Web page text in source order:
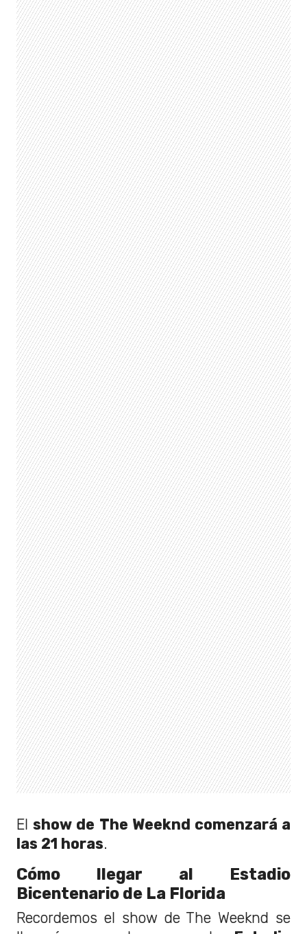
Elshow de The Weeknd comenzará a
las 21 horas.
Cómo llegar al Estadio
Bicentenario de La Florida
Recordemos el show de The Weeknd se